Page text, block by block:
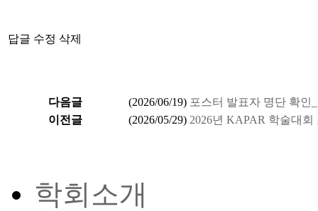
답글 수정 삭제
다음글 (2026/06/19) 포스터 발표자 명단 확인
이전글
(2026/05/29) 2026년 KAPAR 학술대회
학회소개